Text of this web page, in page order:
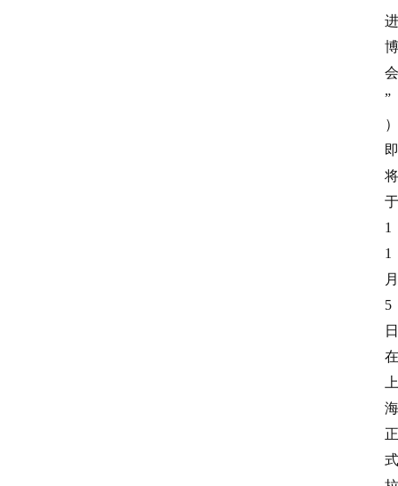
进
博
会
”
）
即
将
于
1
1
月
5
日
在
上
海
正
式